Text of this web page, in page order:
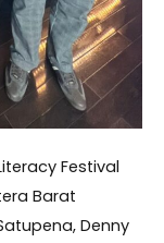
Festival
Barat
Denny